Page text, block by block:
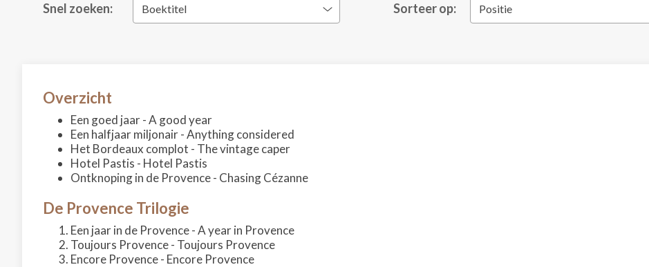
Snel zoeken: Boektitel Sorteer op: Positie
Overzicht
Een goed jaar - A good year
Een halfjaar miljonair - Anything considered
Het Bordeaux complot - The vintage caper
Hotel Pastis - Hotel Pastis
Ontknoping in de Provence - Chasing Cézanne
De Provence Trilogie
Een jaar in de Provence - A year in Provence
Toujours Provence - Toujours Provence
Encore Provence - Encore Provence